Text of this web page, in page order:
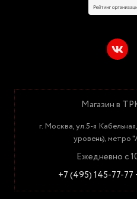
Магазин в
г. Москва, ул.5-я
уровень), метро
Ежедневно с
+7 (495) 145-77-77